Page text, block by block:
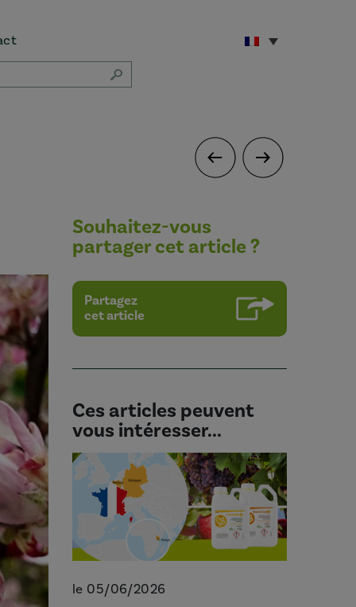
Souhaitez-vous
partager cet article ?
Partagez
cet article
Ces articles peuvent
vous intéresser...
le 05/06/2026